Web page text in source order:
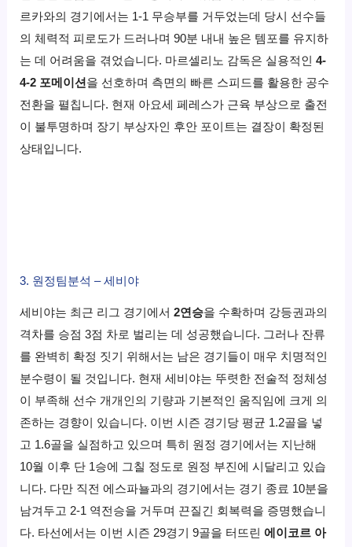
르카와의 경기에서는 1-1 무승부를 거두었는데 당시 선수들
의 체력적 피로도가 드러나며 90분 내내 높은 템포를 유지하
는 데 어려움을 겪었습니다. 마르셀리노 감독은 실용적인4-
4-2 포메이션 을 선호하며 측면의 빠른 스피드를 활용한 공수
전환을 펼칩니다. 현재 아요세 페레스가 근육 부상으로 출전
이 불투명하며 장기 부상자인 후안 포이트는 결장이 확정된
상태입니다.
3. 원정팀분석 – 세비야
세비야는 최근 리그 경기에서2연승을 수확하며 강등권과의
격차를 승점 3점 차로 벌리는 데 성공했습니다. 그러나 잔류
를 완벽히 확정 짓기 위해서는 남은 경기들이 매우 치명적인
분수령이 될 것입니다. 현재 세비야는 뚜렷한 전술적 정체성
이 부족해 선수 개개인의 기량과 기본적인 움직임에 크게 의
존하는 경향이 있습니다. 이번 시즌 경기당 평균 1.2골을 넣
고 1.6골을 실점하고 있으며 특히 원정 경기에서는 지난해
10월 이후 단 1승에 그칠 정도로 원정 부진에 시달리고 있습
니다. 다만 직전 에스파뇰과의 경기에서는 경기 종료 10분을
남겨두고 2-1 역전승을 거두며 끈질긴 회복력을 증명했습니
다. 타선에서는 이번 시즌 29경기 9골을 터뜨린에이코르 아